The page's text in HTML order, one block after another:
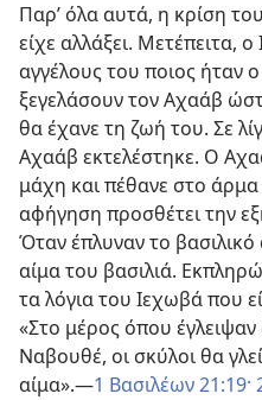
Παρ’ όλα αυτά, η κρίση
είχε αλλάξει. Μετέπειτα,
αγγέλους του ποιος ήταν
ξεγελάσουν τον Αχαάβ
θα έχανε τη ζωή του. Σε
Αχαάβ εκτελέστηκε. Ο
μάχη και πέθανε στο
αφήγηση προσθέτει την
Όταν έπλυναν το βασιλικό
αίμα του βασιλιά.
τα λόγια του Ιεχωβά που
«Στο μέρος όπου έγλειψαν
Ναβουθέ, οι σκύλοι θα
αίμα».​—1 Βασιλέων 21:19·